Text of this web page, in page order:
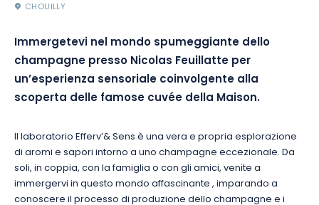
CHOUILLY
Immergetevi nel mondo spumeggiante dello
champagne presso Nicolas Feuillatte per
un’esperienza sensoriale coinvolgente alla
scoperta delle famose cuvée della Maison.
Il laboratorioEfferv’&Sens è una vera e propria esplorazione
di aromi e sapori intorno a uno champagne eccezionale.Da
soli, in coppia, con la famiglia o con gli amici, venite a
immergervi in questo mondo affascinante, imparando a
conoscere il processo di produzione dello champagne e i